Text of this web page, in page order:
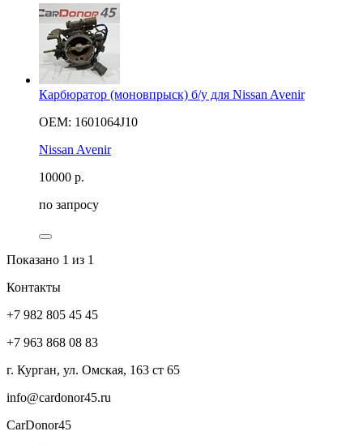
Карбюратор (моновпрыск) б/у для Nissan Avenir
OEM: 1601064J10
Nissan Avenir
10000 р.
по запросу
Показано 1 из 1
Контакты
+7 982 805 45 45
+7 963 868 08 83
г. Курган, ул. Омская, 163 ст 65
info@cardonor45.ru
CarDonor45